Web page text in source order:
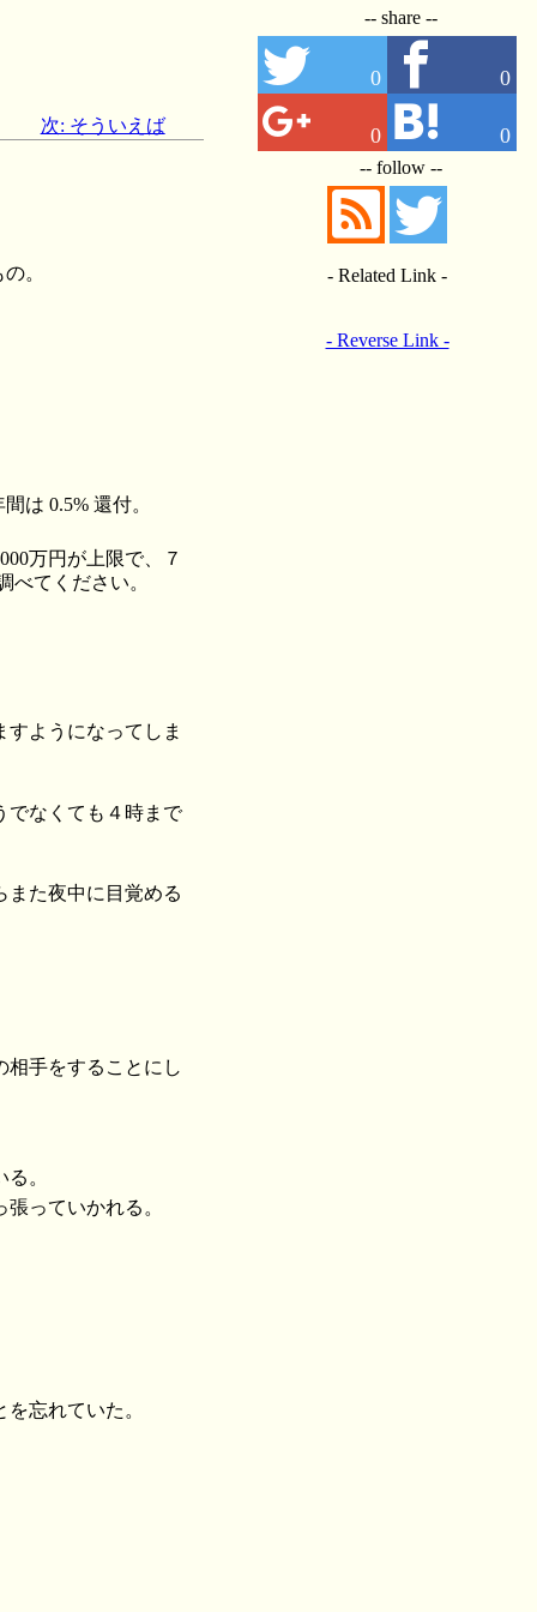
次: そういえば
。
は 0.5% 還付。
万円が上限で、７
べてください。
ようになってしま
でなくても４時まで
また夜中に目覚める
相手をすることにし
。
っていかれる。
忘れていた。
-- share --
0 0
0 0
-- follow --
- Related Link -
- Reverse Link -